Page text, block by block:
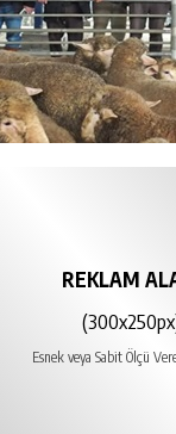
REKLAM
Esnek veya Sabit Ölçü